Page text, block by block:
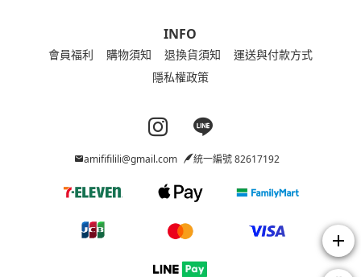
INFO
會員福利 購物須知 退換貨須知
運送與付款方式
隱私權政策
Instagram page
Line page
amififilili@gmail.com 統一編號 82617192
add